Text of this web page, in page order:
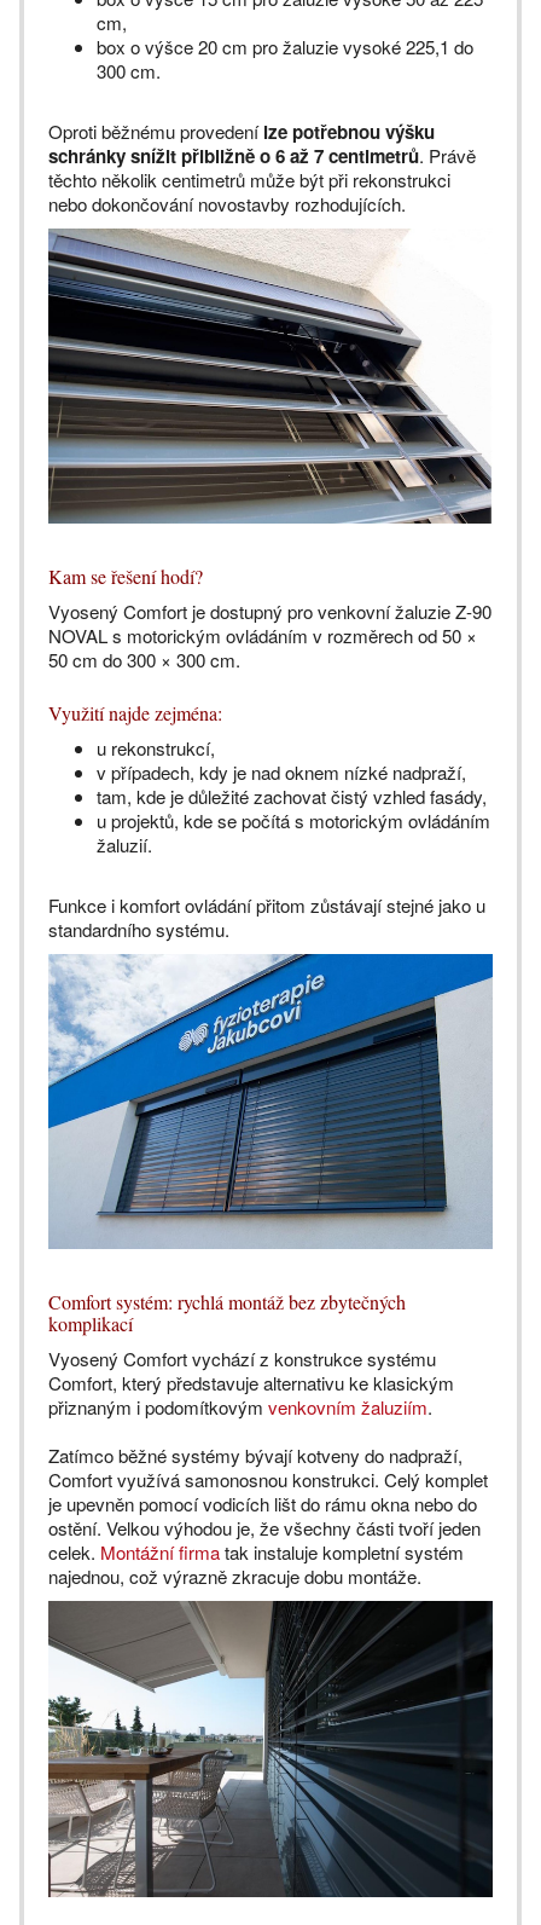
cm,
box o výšce 20 cm pro žaluzie vysoké 225,1 do
300 cm.
Oproti běžnému provedenílze potřebnou výšku
schránky snížit přibližně o 6 až 7 centimetrů. Právě
těchto několik centimetrů může být při rekonstrukci
nebo dokončování novostavby rozhodujících.
Kam se řešení hodí?
Vyosený Comfort je dostupný pro venkovní žaluzie Z-90
NOVAL s motorickým ovládáním v rozměrech od 50 ×
50 cm do 300 × 300 cm.
Využití najde zejména:
u rekonstrukcí,
v případech, kdy je nad oknem nízké nadpraží,
tam, kde je důležité zachovat čistý vzhled fasády,
u projektů, kde se počítá s motorickým ovládáním
žaluzií.
Funkce i komfort ovládání přitom zůstávají stejné jako u
standardního systému.
Comfort systém: rychlá montáž bez zbytečných
komplikací
Vyosený Comfort vychází z konstrukce systému
Comfort, který představuje alternativu ke klasickým
přiznaným i podomítkovým venkovním žaluziím.
Zatímco běžné systémy bývají kotveny do nadpraží,
Comfort využívá samonosnou konstrukci. Celý komplet
je upevněn pomocí vodicích lišt do rámu okna nebo do
ostění. Velkou výhodou je, že všechny části tvoří jeden
celek. Montážní firmatak instaluje kompletní systém
najednou, což výrazně zkracuje dobu montáže.